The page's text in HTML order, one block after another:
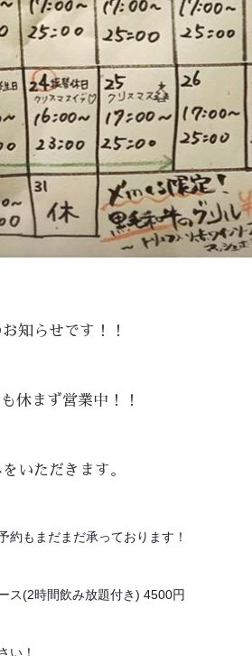
知らせです！！
休まず営業中！！
いただきます。
約もまだまだ承っております！
ス(2時間飲み放題付き) 4500円
い！